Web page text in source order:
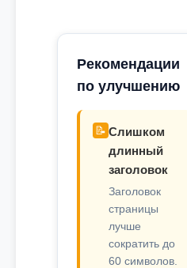
Рекомендации
по улучшению
📝 Слишком
длинный
заголовок
Заголовок
страницы
лучше
сократить до
60 символов.